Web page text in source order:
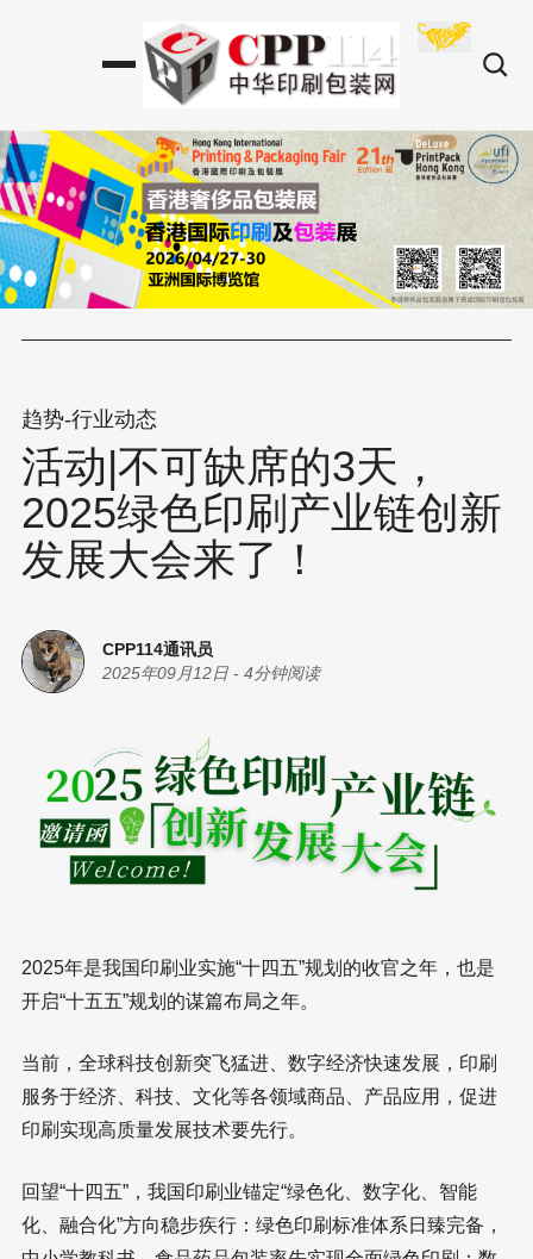
趋势-行业动态
活动|不可缺席的3天，
2025绿色印刷产业链创新
发展大会来了！
CPP114通讯员
2025年09月12日 - 4分钟阅读
2025年是我国印刷业实施“十四五”规划的收官之年，也是
开启“十五五”规划的谋篇布局之年。
当前，全球科技创新突飞猛进、数字经济快速发展，印刷
服务于经济、科技、文化等各领域商品、产品应用，促进
印刷实现高质量发展技术要先行。
回望“十四五”，我国印刷业锚定“绿色化、数字化、智能
化、融合化”方向稳步疾行：绿色印刷标准体系日臻完备，